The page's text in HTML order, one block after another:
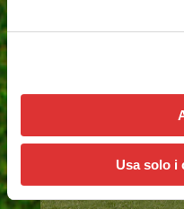
Usa solo i
Solo la Springfree™
intelligente
progettato per la